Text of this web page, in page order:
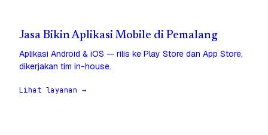
Jasa Bikin Aplikasi Mobile di Pemalang
Aplikasi Android & iOS — rilis ke Play Store dan App Store,
dikerjakan tim in-house.
Lihat layanan →